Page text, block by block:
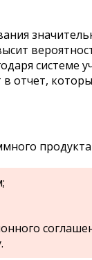
системе
отчет,